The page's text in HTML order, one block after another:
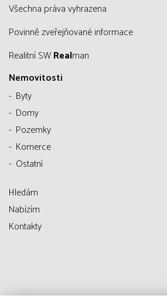
všechna práva vyhrazena
Povinně zveřejňované informace
Realitní SWRealman
Nemovitosti
Byty
Domy
Pozemky
Komerce
Ostatní
Hledám
Nabízím
Kontakty